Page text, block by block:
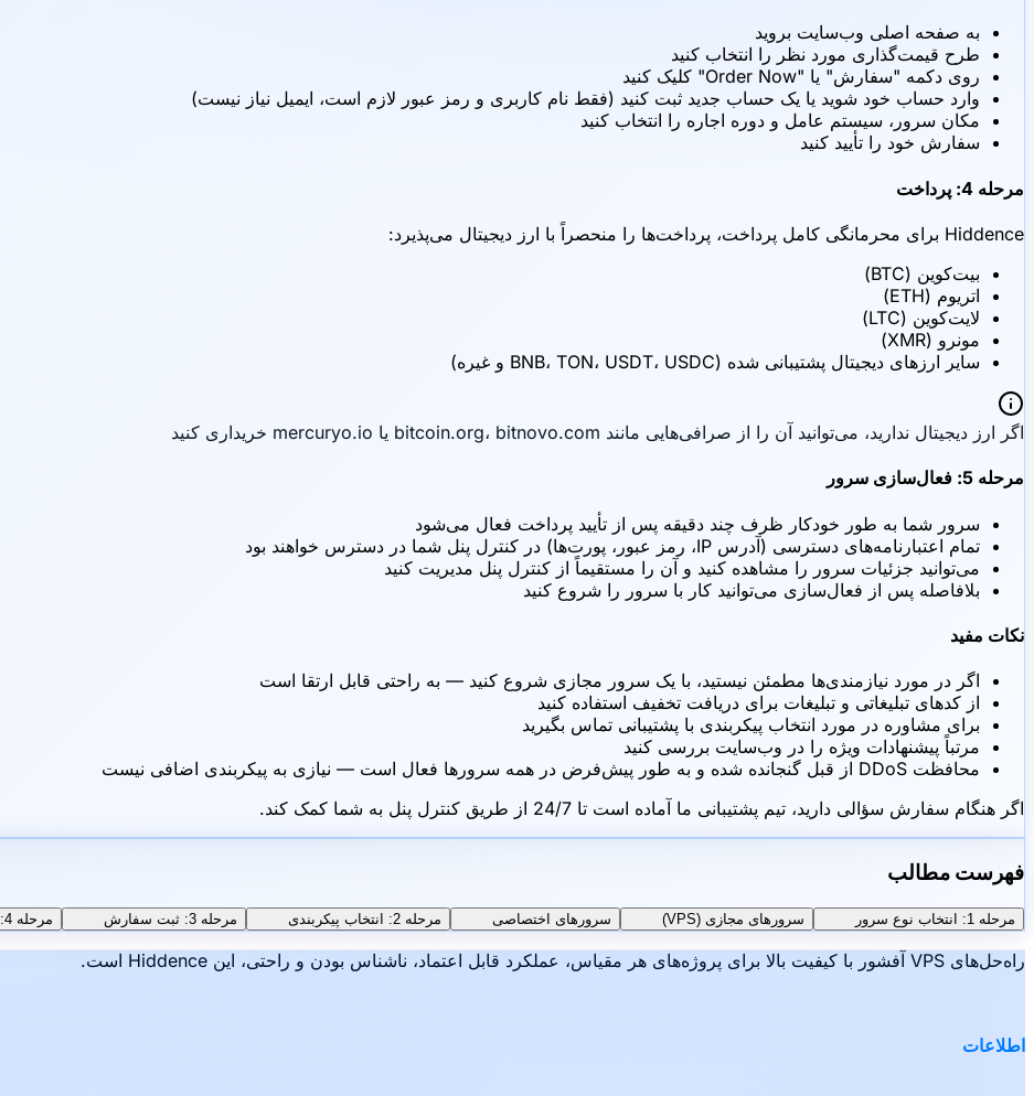
به صفحه اصلی وب‌سایت بروید
طرح قیمت‌گذاری مورد نظر را انتخاب کنید
روی دکمه "سفارش" یا "Order Now" کلیک کنید
وارد حساب خود شوید یا یک حساب جدید ثبت کنید (فقط نام کاربری و رمز عبور لازم است، ایمیل نیاز نیست)
مکان سرور، سیستم عامل و دوره اجاره را انتخاب کنید
سفارش خود را تأیید کنید
مرحله 4: پرداخت
Hiddence برای محرمانگی کامل پرداخت، پرداخت‌ها را منحصراً با ارز دیجیتال می‌پذیرد:
بیت‌کوین (BTC)
اتریوم (ETH)
لایت‌کوین (LTC)
مونرو (XMR)
سایر ارزهای دیجیتال پشتیبانی شده (BNB، TON، USDT، USDC و غیره)
اگر ارز دیجیتال ندارید، می‌توانید آن را از صرافی‌هایی مانند bitcoin.org، bitnovo.com یا mercuryo.io خریداری کنید
مرحله 5: فعال‌سازی سرور
سرور شما به طور خودکار ظرف چند دقیقه پس از تأیید پرداخت فعال می‌شود
تمام اعتبارنامه‌های دسترسی (آدرس IP، رمز عبور، پورت‌ها) در کنترل پنل شما در دسترس خواهند بود
می‌توانید جزئیات سرور را مشاهده کنید و آن را مستقیماً از کنترل پنل مدیریت کنید
بلافاصله پس از فعال‌سازی می‌توانید کار با سرور را شروع کنید
نکات مفید
اگر در مورد نیازمندی‌ها مطمئن نیستید، با یک سرور مجازی شروع کنید — به راحتی قابل ارتقا است
از کدهای تبلیغاتی و تبلیغات برای دریافت تخفیف استفاده کنید
برای مشاوره در مورد انتخاب پیکربندی با پشتیبانی تماس بگیرید
مرتباً پیشنهادات ویژه را در وب‌سایت بررسی کنید
محافظت DDoS از قبل گنجانده شده و به طور پیش‌فرض در همه سرورها فعال است — نیازی به پیکربندی اضافی نیست
اگر هنگام سفارش سؤالی دارید، تیم پشتیبانی ما آماده است تا 24/7 از طریق کنترل پنل به شما کمک کند.
فهرست مطالب
مرحله 1: انتخاب نوع سرور سرورهای مجازی (VPS) سرورهای اختصاصی مرحله 2: انتخاب پیکربندی مرحله 3: ثبت سفارش مرحله 4: پرداخت
راه‌حل‌های VPS آفشور با کیفیت بالا برای پروژه‌های هر مقیاس، عملکرد قابل اعتماد، ناشناس بودن و راحتی، این Hiddence است.
اطلاعات